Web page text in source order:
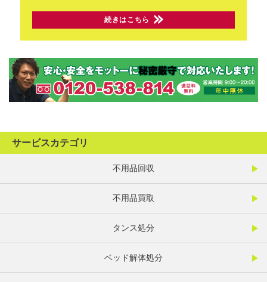
続きはこちら
サービスカテゴリ
不用品回収
不用品買取
タンス処分
ベッド解体処分